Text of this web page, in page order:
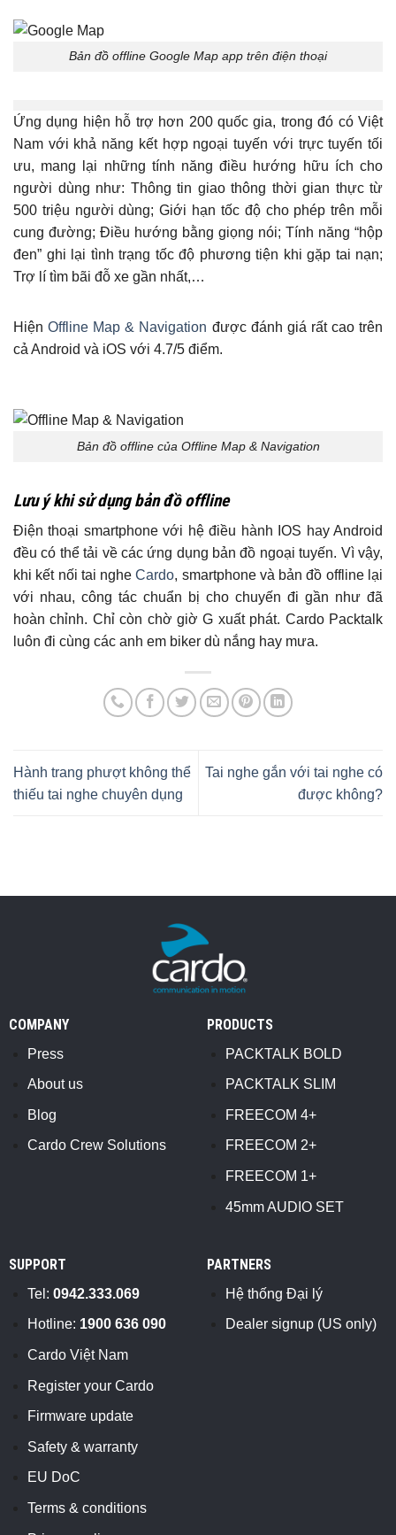
Bản đồ offline Google Map app trên điện thoại
Ứng dụng hiện hỗ trợ hơn 200 quốc gia, trong đó có Việt
Nam với khả năng kết hợp ngoại tuyến với trực tuyến tối
ưu, mang lại những tính năng điều hướng hữu ích cho
người dùng như: Thông tin giao thông thời gian thực từ
500 triệu người dùng; Giới hạn tốc độ cho phép trên mỗi
cung đường; Điều hướng bằng giọng nói; Tính năng “hộp
đen” ghi lại tình trạng tốc độ phương tiện khi gặp tai nạn;
Trợ lí tìm bãi đỗ xe gần nhất,…
HiệnOffline Map & Navigation được đánh giá rất cao trên
cả Android và iOS với 4.7/5 điểm.
Bản đồ offline của Offline Map & Navigation
Lưu ý khi sử dụng bản đồ offline
Điện thoại smartphone với hệ điều hành IOS hay Android
đều có thể tải về các ứng dụng bản đồ ngoại tuyến. Vì vậy,
khi kết nối tai ngheCardo, smartphone và bản đồ offline lại
với nhau, công tác chuẩn bị cho chuyến đi gần như đã
hoàn chỉnh. Chỉ còn chờ giờ G xuất phát. Cardo Packtalk
luôn đi cùng các anh em biker dù nắng hay mưa.
Hành trang phượt không thể
thiếu tai nghe chuyên dụng
Tai nghe gắn với tai nghe có
được không?
COMPANY
Press
About us
Blog
Cardo Crew Solutions
PRODUCTS
PACKTALK BOLD
PACKTALK SLIM
FREECOM 4+
FREECOM 2+
FREECOM 1+
45mm AUDIO SET
SUPPORT
Tel: 0942.333.069
Hotline: 1900 636 090
Cardo Việt Nam
Register your Cardo
Firmware update
Safety & warranty
EU DoC
Terms & conditions
PARTNERS
Hệ thống Đại lý
Dealer signup (US only)